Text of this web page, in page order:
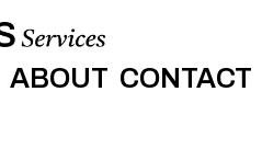
ABOUT CONTACT
Close